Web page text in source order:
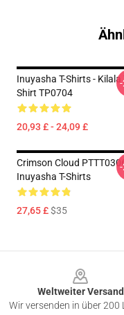
Inuyasha T-Shirts - Kilala
Shirt TP0704
20,93 £ - 24,09 £
Crimson Cloud
Inuyasha T-Shirts
27,65 £$35
Weltweiter Versand
Wir versenden in über 200